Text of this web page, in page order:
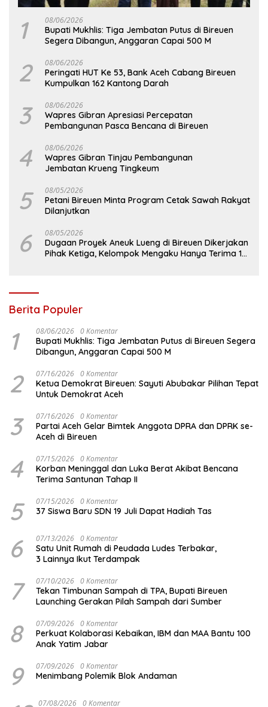
1 08/06/2026
Bupati Mukhlis: Tiga Jembatan Putus di Bireuen
Segera Dibangun, Anggaran Capai 500 M
2 08/06/2026
Peringati HUT Ke 53, Bank Aceh Cabang Bireuen
Kumpulkan 162 Kantong Darah
3 08/06/2026
Wapres Gibran Apresiasi Percepatan
Pembangunan Pasca Bencana di Bireuen
4 08/06/2026
Wapres Gibran Tinjau Pembangunan
Jembatan Krueng Tingkeum
5 08/05/2026
Petani Bireuen Minta Program Cetak Sawah Rakyat
Dilanjutkan
6 08/05/2026
Dugaan Proyek Aneuk Lueng di Bireuen Dikerjakan
Pihak Ketiga, Kelompok Mengaku Hanya Terima 10
Berita Populer
1 08/06/2026 0 Komentar
Bupati Mukhlis: Tiga Jembatan Putus di Bireuen Segera
Dibangun, Anggaran Capai 500 M
2 07/16/2026 0 Komentar
Ketua Demokrat Bireuen: Sayuti Abubakar Pilihan Tepat
Untuk Demokrat Aceh
3 07/16/2026 0 Komentar
Partai Aceh Gelar Bimtek Anggota DPRA dan DPRK se-
Aceh di Bireuen
4 07/15/2026 0 Komentar
Korban Meninggal dan Luka Berat Akibat Bencana
Terima Santunan Tahap II
5 07/15/2026 0 Komentar
37 Siswa Baru SDN 19 Juli Dapat Hadiah Tas
6 07/13/2026 0 Komentar
Satu Unit Rumah di Peudada Ludes Terbakar,
3 Lainnya Ikut Terdampak
7 07/10/2026 0 Komentar
Tekan Timbunan Sampah di TPA, Bupati Bireuen
Launching Gerakan Pilah Sampah dari Sumber
8 07/09/2026 0 Komentar
Perkuat Kolaborasi Kebaikan, IBM dan MAA Bantu 100
Anak Yatim Jabar
9 07/09/2026 0 Komentar
Menimbang Polemik Blok Andaman
07/08/2026 0 Komentar